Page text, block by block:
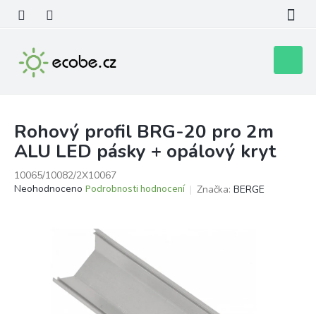
obsah
košík
Rohový profil BRG-20 pro 2m
ALU LED pásky + opálový kryt
10065/10082/2X10067
Průměrné
hvězdiček.
Neohodnoceno Podrobnosti hodnocení Značka: BERGE